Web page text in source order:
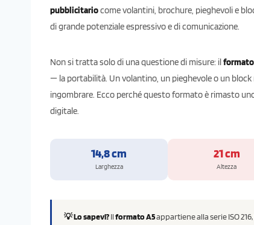
pubblicitariocome volantini, brochure, pieghevoli e
di grande potenziale espressivo e di comunicazione.
Non si tratta solo di una questione di misure: ilformato
— la portabilità. Un volantino, un pieghevole o un
ingombrare. Ecco perché questo formato è rimasto
digitale.
14,8 cm
Larghezza
21 cm
Altezza
💡 Lo sapevi?Ilformato A5appartiene alla serie ISO